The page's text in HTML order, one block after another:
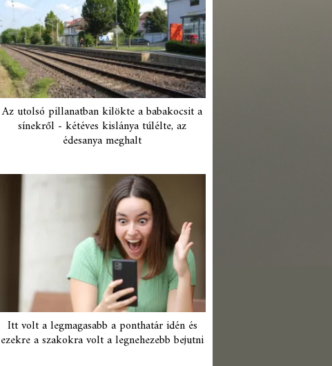
Az utolsó pillanatban kilökte a babakocsit a
sínekről - kétéves kislánya túlélte, az
édesanya meghalt
Itt volt a legmagasabb a ponthatár idén és
ezekre a szakokra volt a legnehezebb bejutni